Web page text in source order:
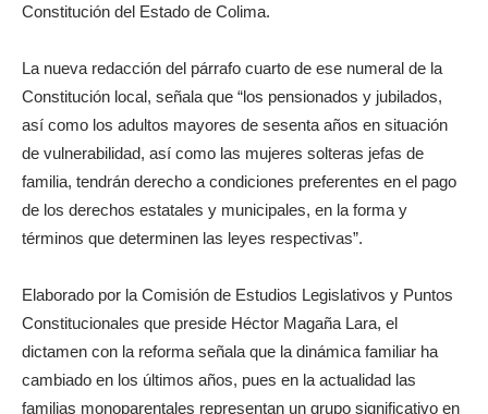
Constitución del Estado de Colima.
La nueva redacción del párrafo cuarto de ese numeral de la
Constitución local, señala que “los pensionados y jubilados,
así como los adultos mayores de sesenta años en situación
de vulnerabilidad, así como las mujeres solteras jefas de
familia, tendrán derecho a condiciones preferentes en el pago
de los derechos estatales y municipales, en la forma y
términos que determinen las leyes respectivas”.
Elaborado por la Comisión de Estudios Legislativos y Puntos
Constitucionales que preside Héctor Magaña Lara, el
dictamen con la reforma señala que la dinámica familiar ha
cambiado en los últimos años, pues en la actualidad las
familias monoparentales representan un grupo significativo en